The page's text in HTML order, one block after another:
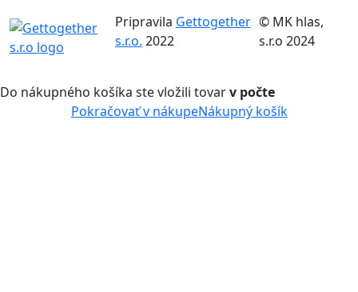
Pripravila Gettogether
s.r.o. 2022
© MK hlas,
s.r.o 2024
Do nákupného košíka ste vložili tovarv počte
Pokračovať v nákupeNákupný košík